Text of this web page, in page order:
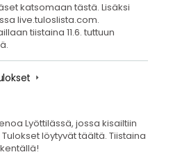
katsomaan tästä. Lisäksi
live.tuloslista.com.
tiistaina 11.6. tuttuun
Lyöttilässä, jossa kisailtiin
löytyvät täältä. Tiistaina